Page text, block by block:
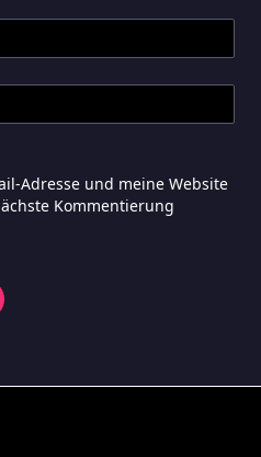
Adresse und meine Website
Kommentierung